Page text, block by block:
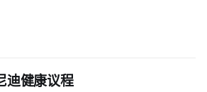
迪健康议程